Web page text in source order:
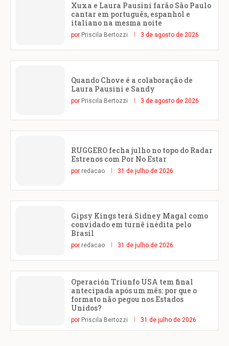
Xuxa e Laura Pausini farão São Paulo
cantar em português, espanhol e
italiano na mesma noite
por Priscila Bertozzi 3 de agosto de 2026
Quando Chove é a colaboração de
Laura Pausini e Sandy
por Priscila Bertozzi 3 de agosto de 2026
RUGGERO fecha julho no topo do Radar
Estrenos com Por No Estar
por redacao 31 de julho de 2026
Gipsy Kings terá Sidney Magal como
convidado em turnê inédita pelo
Brasil
por redacao 31 de julho de 2026
Operación Triunfo USA tem final
antecipada após um mês: por que o
formato não pegou nos Estados
Unidos?
por Priscila Bertozzi 31 de julho de 2026